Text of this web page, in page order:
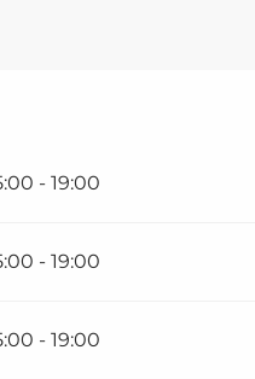
- 19:00
- 19:00
- 19:00